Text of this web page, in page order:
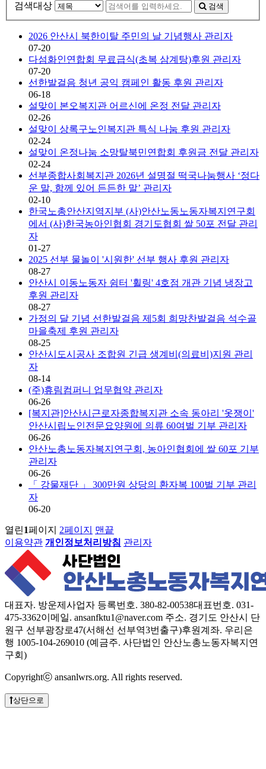
검색대상
검색
2026 안산시 북한이탈 주민의 날 기념행사 관리자
07-20
다섬화인연합회 무료급식(초복 삼계탕)후원 관리자
07-20
선한발걸음 청년 공익 캠페인 활동 후원 관리자
06-18
설맞이 본오복지관 어르신에 온정 전달 관리자
02-26
설맞이 상록구노인복지관 특식 나눔 후원 관리자
02-24
설맞이 온정나눔 소망탈북민연합회 후원금 전달 관리자
02-24
선부종합사회복지관 2026년 설명절 떡국나눔행사 ‘정다
운 말, 함께 있어 든든한 말’ 관리자
02-10
한국노총안산지역지부 (사)안산노동노동자복지연구회
에서 (사)한국농아인협회 경기도협회 쌀 50포 전달 관리
자
01-27
2025 선부 물놀이 '시원한' 선부 행사 후원 관리자
08-27
안산시 이동노동자 쉼터 '휠링' 4호점 개관 기념 냉장고
후원 관리자
08-27
가정의 달 기념 선한발걸음 제5회 희망찬발걸음 석수골
마을축제 후원 관리자
08-25
안산시도시공사 조합원 긴급 생계비(의료비)지원 관리
자
08-14
(주)휴림컴퍼니 업무협약 관리자
06-26
[복지관]안산시근로자종합복지관 소속 동아리 '옷쟁이'
안산시립노인전문요양원에 의류 60여벌 기부 관리자
06-26
안산노총노동자복지연구회, 농아인협회에 쌀 60포 기부
관리자
06-26
「 강물재단 」 300만원 상당의 환자복 100벌 기부 관리
자
06-20
열린1페이지 2페이지
맨끝
이용약관 개인정보처리방침 관리자
대표자. 방운제 사업자 등록번호. 380-82-00538대표번호. 031-
475-3362이메일. ansanfktu1@naver.com 주소. 경기도 안산시 단
원구 선부광장로47(서해선 선부역3번출구)후원계좌. 우리은
행 1005-104-269010 (예금주. 사단법인 안산노총노동자복지연
구회)
Copyrightⓒ ansanlwrs.org. All rights reserved.
상단으로